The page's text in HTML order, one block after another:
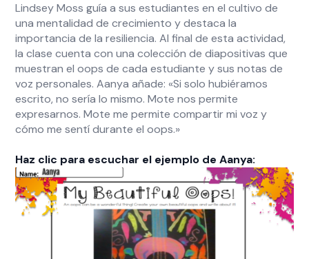
Lindsey Moss guía a sus estudiantes en el cultivo de
una mentalidad de crecimiento y destaca la
importancia de la resiliencia. Al final de esta actividad,
la clase cuenta con una colección de diapositivas que
muestran el oops de cada estudiante y sus notas de
voz personales. Aanya añade: «Si solo hubiéramos
escrito, no sería lo mismo. Mote nos permite
expresarnos. Mote me permite compartir mi voz y
cómo me sentí durante el oops.»
Haz clic para escuchar el ejemplo de Aanya: